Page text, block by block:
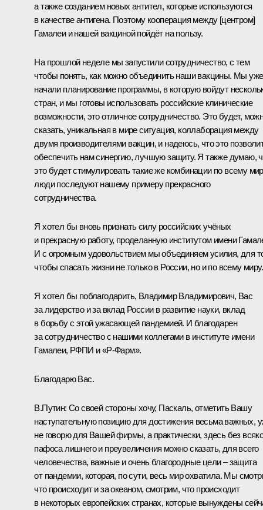
а также созданием новых антител, которые используются
в качестве антигена. Поэтому кооперация между [центром]
Гамалеи и нашей вакциной пойдёт на пользу.
На прошлой неделе мы запустили сотрудничество, с тем
чтобы понять, как можно объединить наши вакцины. Мы уже
начали планирование программы, в которую войдут
стран, и мы готовы использовать российские клинические
возможности, это отличное сотрудничество. Это будет,
сказать, уникальная в мире ситуация, коллаборация между
двумя производителями вакцин, и надеюсь, что это
обеспечить нам синергию, лучшую защиту. Я также думаю,
это будет стимулировать такие же комбинации по всему
люди последуют нашему примеру прекрасного
сотрудничества.
Я хотел бы вновь признать силу российских учёных
и прекрасную работу, проделанную институтом имени
И с огромным удовольствием мы объединяем усилия, для
чтобы спасать жизни не только в России, но и по всему миру.
Я хотел бы поблагодарить, Владимир Владимирович, Вас
за лидерство и за вклад России в развитие науки, вклад
в борьбу с этой ужасающей пандемией. И благодарен
за сотрудничество с нашими коллегами в институте имени
Гамалеи, РФПИ и «Р-Фарм».
Благодарю Вас.
В.Путин: Со своей стороны хочу, Паскаль, отметить Вашу
наступательную позицию для достижения весьма важных,
не говорю для Вашей фирмы, а практически, здесь без
пафоса лишнего и преувеличения можно сказать, для всего
человечества, важные и очень благородные цели – защита
от пандемии, которая, по сути, весь мир охватила. Мы
что происходит и за океаном, смотрим, что происходит
в некоторых европейских странах, которые вынуждены